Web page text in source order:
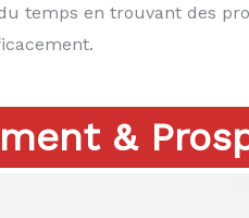
temps en trouvant des
&